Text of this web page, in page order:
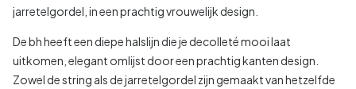
jarretelgordel, in een prachtig vrouwelijk design.
De bh heeft een diepe halslijn die je decolleté mooi laat
uitkomen, elegant omlijst door een prachtig kanten design.
Zowel de string als de jarretelgordel zijn gemaakt van hetzelfde